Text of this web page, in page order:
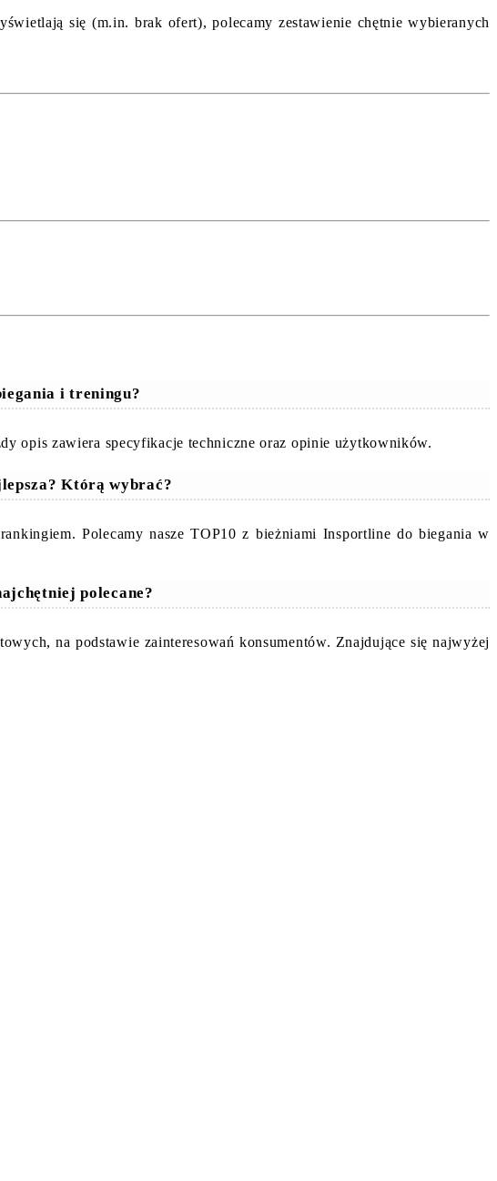
się (m.in. brak ofert), polecamy zestawienie chętnie wybieranych
i treningu?
opis zawiera specyfikacje techniczne oraz opinie użytkowników.
Którą wybrać?
Polecamy nasze TOP10 z bieżniami Insportline do biegania w
polecane?
na podstawie zainteresowań konsumentów. Znajdujące się najwyżej